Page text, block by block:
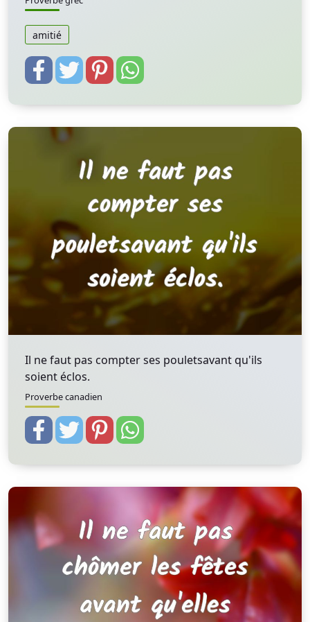
amitié
Il ne faut pas compter ses pouletsavant qu'ils
soient éclos.
Proverbe canadien